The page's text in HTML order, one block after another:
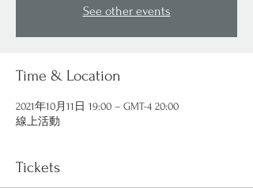
See other events
Time & Location
2021年10月11日 19:00 – GMT-4 20:00
線上活動
Tickets